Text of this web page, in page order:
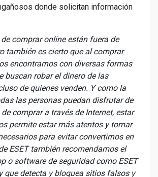
donde solicitan información
de comprar online están fuera de
también es cierto que al comprar
encontrarnos con diversas formas
buscan robar el dinero de las
de quienes venden. Y como la
las personas puedan disfrutar de
comprar a través de Internet, estar
permite estar más atentos y tomar
para evitar convertirnos en
ESET también recomendamos el
o software de seguridad como ESET
que detecta y bloquea sitios falsos y